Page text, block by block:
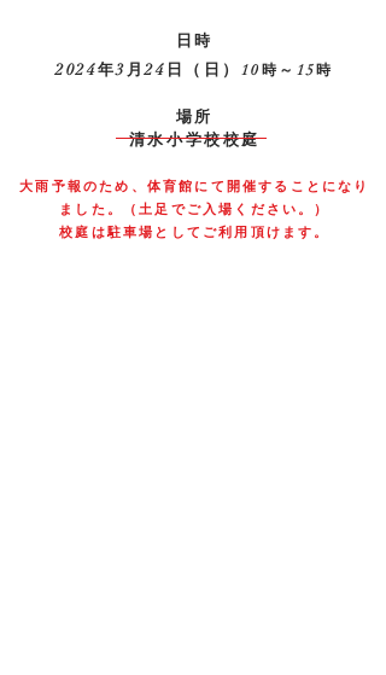
日時
2024年3月24日（日） 10時～15時
場所
清水小学校校庭
大雨予報のため、体育館にて開催することになり
ました。（土足でご入場ください。）
校庭は駐車場としてご利用頂けます。